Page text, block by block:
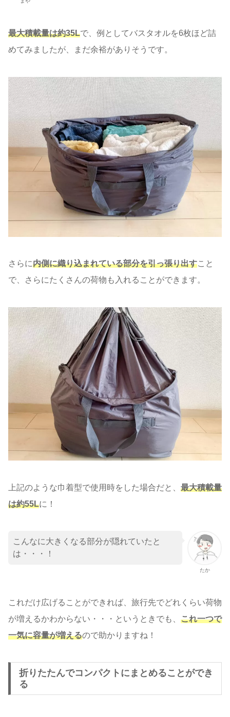
最大積載量は約35Lで、例としてバスタオルを6枚ほど詰
めてみましたが、まだ余裕がありそうです。
さらに内側に織り込まれている部分を引っ張り出すこと
で、さらにたくさんの荷物も入れることができます。
上記のような巾着型で使用時をした場合だと、 最大積載量
は約55Lに！
たか
こんなに大きくなる部分が隠れていたと
は・・・！
これだけ広げることができれば、旅行先でどれくらい荷物
が増えるかわからない・・・というときでも、 これ一つで
一気に容量が増えるので助かりますね！
折りたたんでコンパクトにまとめることができ
る